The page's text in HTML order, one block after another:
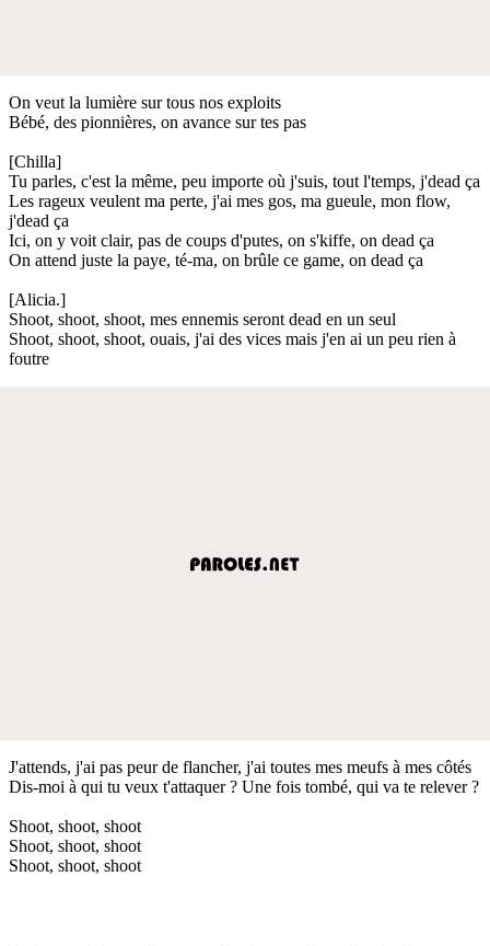
On veut la lumière sur tous nos exploits
Bébé, des pionnières, on avance sur tes pas
[Chilla]
Tu parles, c'est la même, peu importe où j'suis, tout l'temps, j'dead ça
Les rageux veulent ma perte, j'ai mes gos, ma gueule, mon flow,
j'dead ça
Ici, on y voit clair, pas de coups d'putes, on s'kiffe, on dead ça
On attend juste la paye, té-ma, on brûle ce game, on dead ça
[Alicia.]
Shoot, shoot, shoot, mes ennemis seront dead en un seul
Shoot, shoot, shoot, ouais, j'ai des vices mais j'en ai un peu rien à
foutre
J'attends, j'ai pas peur de flancher, j'ai toutes mes meufs à mes côtés
Dis-moi à qui tu veux t'attaquer ? Une fois tombé, qui va te relever ?
Shoot, shoot, shoot
Shoot, shoot, shoot
Shoot, shoot, shoot